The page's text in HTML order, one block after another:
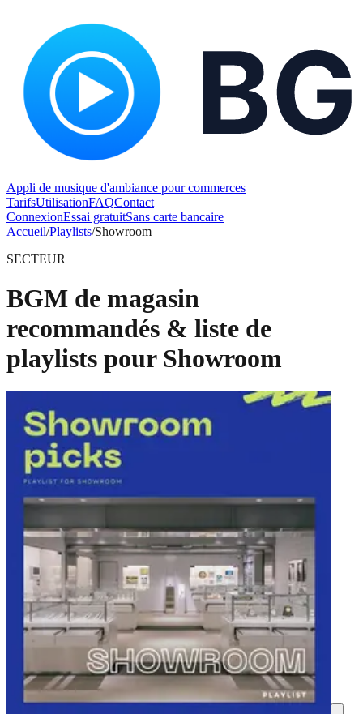
Appli de musique d'ambiance pour commerces
TarifsUtilisationFAQContact
ConnexionEssai gratuitSans carte bancaire
Accueil/Playlists/Showroom
SECTEUR
BGM de magasin
recommandés & liste de
playlists pour Showroom